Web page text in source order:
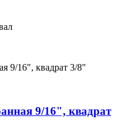
9/16", квадрат